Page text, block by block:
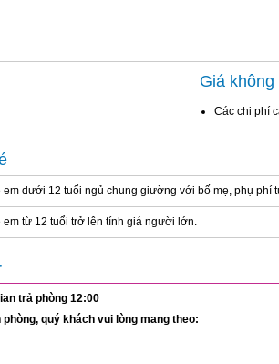
Giá không
Các chi phí
em dưới 12 tuổi ngủ chung giường với bố mẹ, phụ phí
em từ 12 tuổi trở lên tính giá người lớn.
trả phòng 12:00
quý khách vui lòng mang theo: